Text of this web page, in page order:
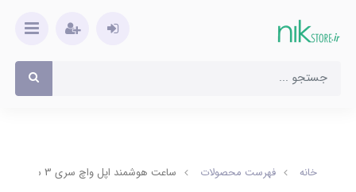
خانه فهرست محصولات ساعت هوشمند اپل واچ سری 3 سایز 42 آلومینیوم